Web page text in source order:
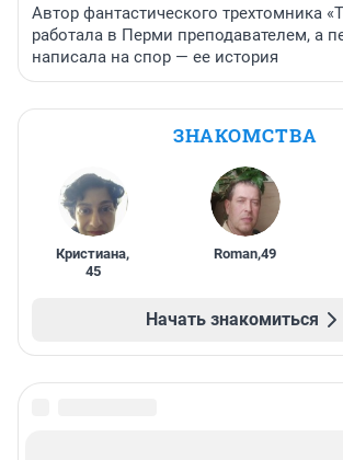
Автор фантастического трехтомника
работала в Перми преподавателем, а
написала на спор — ее история
ЗНАКОМСТВА
Кристиана,
45
Roman,49
Начать знакомиться